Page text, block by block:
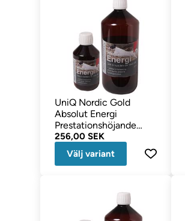
UniQ Nordic Gold
Absolut Energi
Prestationshöjande
Dryck för Hunden
256,00 SEK
Välj variant